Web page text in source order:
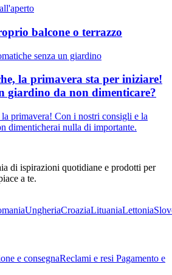
balcone o terrazzo
senza un giardino
la primavera sta per iniziare!
giardino da non dimenticare?
primavera! Con i nostri consigli e la
dimenticherai nulla di importante.
di ispirazioni quotidiane e prodotti per
a te.
UngheriaCroaziaLituaniaLettonia
e consegnaReclami e resi Pagamento e